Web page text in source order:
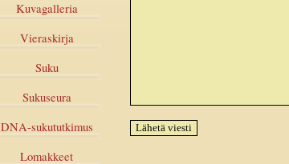
Kuvagalleria
Vieraskirja
Suku
Sukuseura
DNA-sukututkimus
Lomakkeet